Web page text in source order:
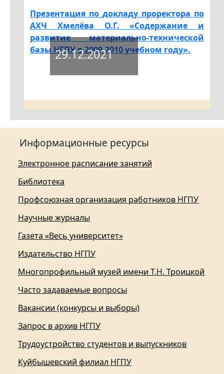
Презентация по докладу проректора по
АХЧ Хмелёва О.Г. «Содержание и
развитие материально-технической
базы НГПУ в 2009-2010 учебном году».
29.12.2021
Информационные ресурсы
Электронное расписание занятий
Библиотека
Профсоюзная организация работников НГПУ
Научные журналы
Газета «Весь университет»
Издательство НГПУ
Многопрофильный музей имени Т.Н. Троицкой
Часто задаваемые вопросы
Вакансии (конкурсы и выборы)
Запрос в архив НГПУ
Трудоустройство студентов и выпускников
Куйбышевский филиал НГПУ